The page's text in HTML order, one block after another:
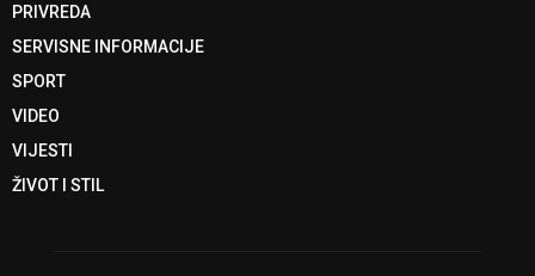
PRIVREDA
SERVISNE INFORMACIJE
SPORT
VIDEO
VIJESTI
ŽIVOT I STIL